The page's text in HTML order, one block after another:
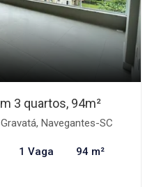
3 quartos, 94m²
Navegantes-SC
1 Vaga 94 m²